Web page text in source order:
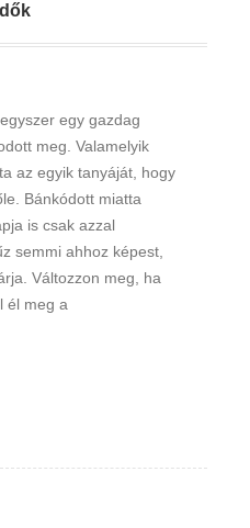
egy gazdag
meg. Valamelyik
az egyik tanyáját, hogy
Bánkódott miatta
is csak azzal
semmi ahhoz képest,
Változzon meg, ha
él meg a